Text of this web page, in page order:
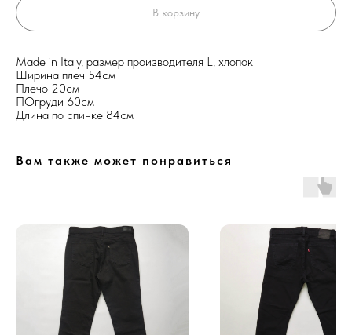
В корзину
Made in Italy, размер производителя L, хлопок
Ширина плеч 54см
Плечо 20см
ПОгруди 60см
Длина по спинке 84см
Вам также может понравиться